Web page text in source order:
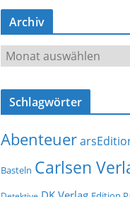
-
d
s
e
Archiv
r
c
v
Schlagwörter
Abenteuer
Basteln Carlsen